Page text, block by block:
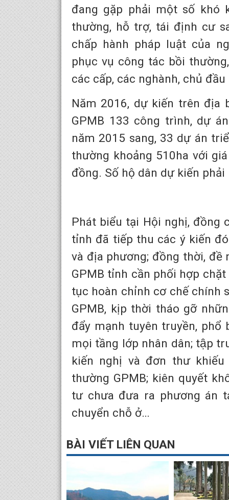
đang gặp phải một số khó
thường, hỗ trợ, tái định cư
chấp hành pháp luật của
phục vụ công tác bồi
các cấp, các nghành, chủ
Năm 2016, dự kiến trên địa
GPMB 133 công trình, dự
năm 2015 sang, 33 dự án
thường khoảng 510ha với
đồng. Số hộ dân dự kiến
Phát biểu tại Hội nghị, đồng
tỉnh đã tiếp thu các ý kiến
và địa phương; đồng thời, đề
GPMB tỉnh cần phối hợp
tục hoàn chỉnh cơ chế chính
GPMB, kịp thời tháo gỡ
đẩy mạnh tuyên truyền, phổ
mọi tầng lớp nhân dân; tập
kiến nghị và đơn thư
thường GPMB; kiên quyết
tư chưa đưa ra phương án
chuyển chỗ ở…
BÀI VIẾT LIÊN QUAN